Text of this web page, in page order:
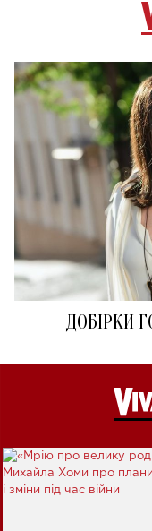
ДОБІРКИ